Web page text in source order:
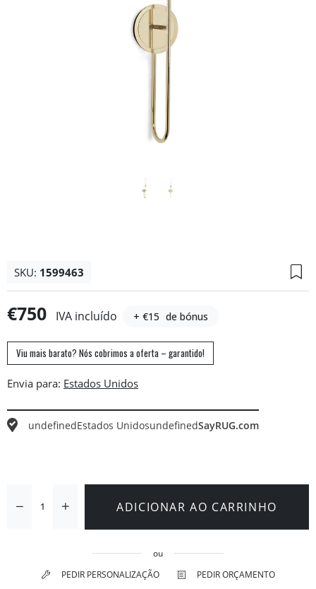
SKU: 1599463
€750 IVA incluído + €15 de bónus
Viu mais barato? Nós cobrimos a oferta – garantido!
Envia para:
undefinedEstados UnidosundefinedSayRUG.com
ADICIONAR AO CARRINHO
ou
PEDIR PERSONALIZAÇÃO
PEDIR ORÇAMENTO